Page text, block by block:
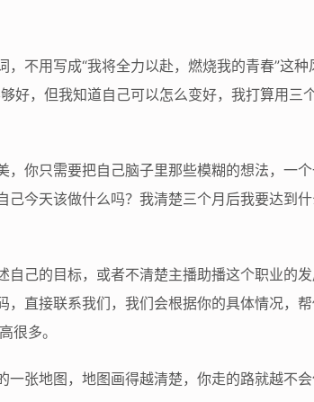
不用写成“我将全力以赴，燃烧我的青春”这
好，但我知道自己可以怎么变好，我打算用三
你只需要把自己脑子里那些模糊的想法，一个
今天该做什么吗？我清楚三个月后我要达到
己的目标，或者不清楚主播助播这个职业的
直接联系我们，我们会根据你的具体情况，
很多。
张地图，地图画得越清楚，你走的路就越不